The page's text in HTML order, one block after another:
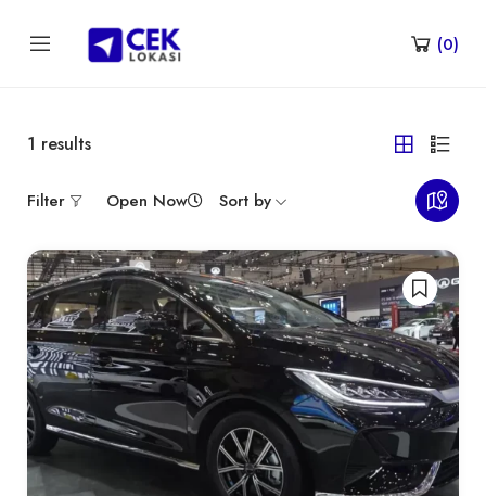
(0)
1 results
Filter Open Now Sort by